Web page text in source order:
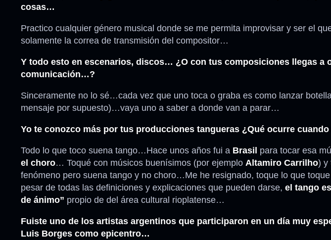
cosas…
Practico cualquier género musical donde se me permita improvisar y ser el
solamente la correa de transmisión del compositor…
Y todo esto en escenarios, discos… ¿O con tus composiciones llegas a
comunicación…?
Sinceramente no lo sé…cada vez que uno toca o graba es como lanzar
mensaje por supuesto)…vaya uno a saber a donde van a parar…
Yo te conozco más por tus producciones tangueras ¿Qué ocurre
Todo lo que toco suena tango…Hace unos años fui a Brasil para tocar esa
el choro… Toqué con músicos buenísimos (por ejemplo Altamiro Carrilho) y
fenómeno pero suena tango y no choro…Me he resignado, toque lo que
pesar de todas las definiciones y explicaciones que pueden darse, el tango es
de ánimo” propio de del área cultural rioplatense…
Fuiste uno de los artistas argentinos que participaron en un día muy
Luis Borges como epicentro…